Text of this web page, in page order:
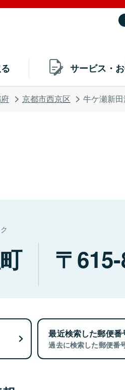
サービス・
京都市西京区 牛ケ瀬新
最近検索した郵便番
過去に検索した郵便番